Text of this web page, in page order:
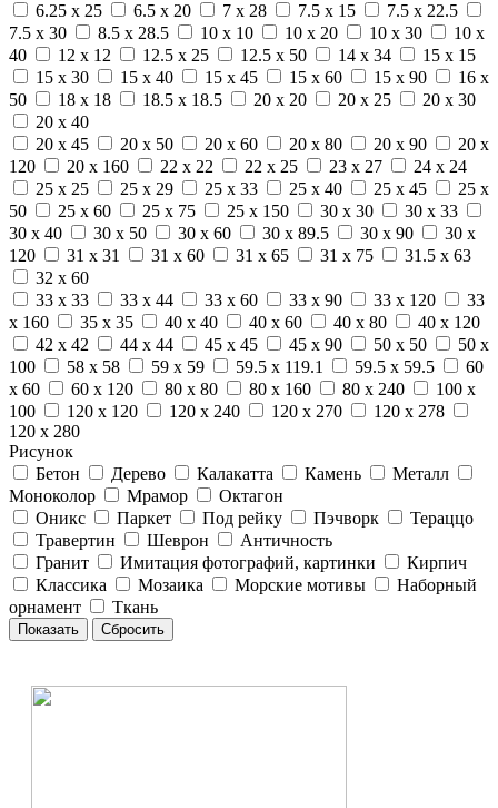
6.25 x 25
6.5 x 20 7 x 28 7.5 x 15
7.5 x 22.5
7.5 x 30
8.5 x 28.5 10 x 10 10 x 20 10 x 30
10 x
40
12 x 12 12.5 x 25 12.5 x 50 14 x 34
15 x 15
15 x 30
15 x 40 15 x 45 15 x 60 15 x 90
16 x
50
18 x 18 18.5 x 18.5 20 x 20 20 x 25
20 x 30
20 x 40
20 x 45
20 x 50 20 x 60 20 x 80 20 x 90
20 x
120
20 x 160 22 x 22 22 x 25 23 x 27
24 x 24
25 x 25
25 x 29 25 x 33 25 x 40 25 x 45
25 x
50
25 x 60 25 x 75 25 x 150 30 x 30
30 x 33
30 x 40
30 x 50 30 x 60 30 x 89.5 30 x 90
30 x
120
31 x 31 31 x 60 31 x 65 31 x 75
31.5 x 63
32 x 60
33 x 33
33 x 44 33 x 60 33 x 90 33 x 120
33
x 160
35 x 35 40 x 40 40 x 60 40 x 80
40 x 120
42 x 42
44 x 44 45 x 45 45 x 90 50 x 50
50 x
100
58 x 58 59 x 59 59.5 x 119.1 59.5 x 59.5
60
x 60
60 x 120 80 x 80 80 x 160 80 x 240
100 x
100
120 x 120 120 x 240 120 x 270
120 x 278
120 x 280
Рисунок
Бетон
Дерево Калакатта Камень
Металл
Моноколор
Мрамор
Октагон
Оникс
Паркет Под рейку Пэчворк
Тераццо
Травертин
Шеврон
Античность
Гранит
Имитация фотографий, картинки
Кирпич
Классика
Мозаика Морские мотивы
Наборный
орнамент
Ткань